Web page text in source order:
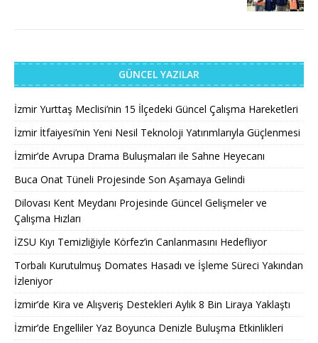
GÜNCEL YAZILAR
İzmir Yurttaş Meclisi’nin 15 İlçedeki Güncel Çalışma Hareketleri
İzmir İtfaiyesi’nin Yeni Nesil Teknoloji Yatırımlarıyla Güçlenmesi
İzmir’de Avrupa Drama Buluşmaları ile Sahne Heyecanı
Buca Onat Tüneli Projesinde Son Aşamaya Gelindi
Dilovası Kent Meydanı Projesinde Güncel Gelişmeler ve
Çalışma Hızları
İZSU Kıyı Temizliğiyle Körfez’in Canlanmasını Hedefliyor
Torbalı Kurutulmuş Domates Hasadı ve İşleme Süreci Yakından
İzleniyor
İzmir’de Kira ve Alışveriş Destekleri Aylık 8 Bin Liraya Yaklaştı
İzmir’de Engelliler Yaz Boyunca Denizle Buluşma Etkinlikleri